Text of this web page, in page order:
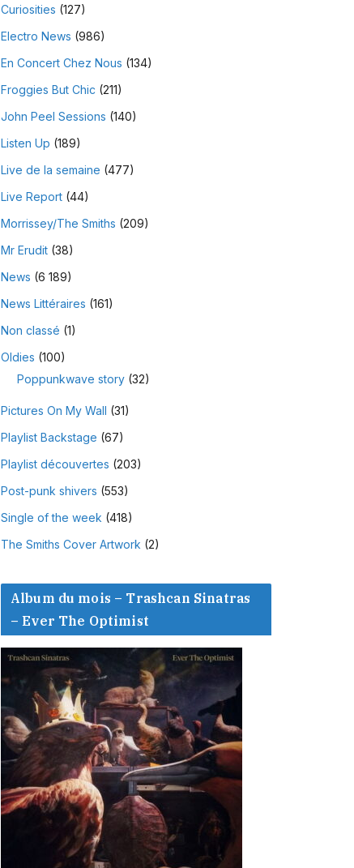
Curiosities (127)
Electro News (986)
En Concert Chez Nous (134)
Froggies But Chic (211)
John Peel Sessions (140)
Listen Up (189)
Live de la semaine (477)
Live Report(44)
Morrissey/The Smiths (209)
Mr Erudit(38)
News (6 189)
News Littéraires (161)
Non classé (1)
Oldies (100)
Poppunkwave story(32)
Pictures On My Wall (31)
Playlist Backstage (67)
Playlist découvertes (203)
Post-punk shivers (553)
Single of the week (418)
The Smiths Cover Artwork (2)
Album du mois – Trashcan Sinatras
– Ever The Optimist